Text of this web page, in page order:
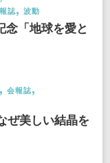
誌 波動
念「地球を愛と
会報誌
ぜ美しい結晶を